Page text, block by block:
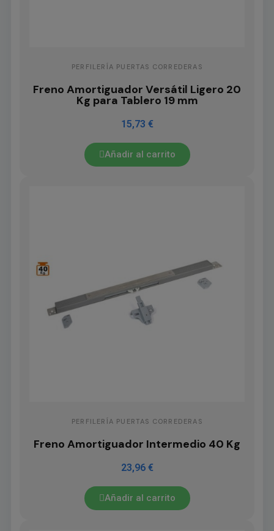
PERFILERÍA PUERTAS CORREDERAS
Freno Amortiguador Versátil Ligero 20
Kg para Tablero 19 mm
15,73 €
Añadir al carrito
PERFILERÍA PUERTAS CORREDERAS
Freno Amortiguador Intermedio 40 Kg
23,96 €
Añadir al carrito